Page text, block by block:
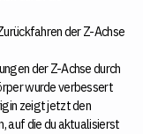
der Z-Achse
der Z-Achse durch
wurde verbessert
zeigt jetzt den
auf die du aktualisierst